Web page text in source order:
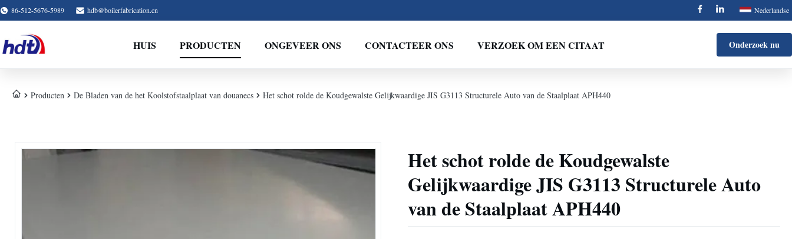
86-512-5676-5989 hdb@boilerfabrication.cn Nederlandse
HUIS PRODUCTEN ONGEVEER ONS CONTACTEER ONS VERZOEK OM EEN CITAAT Onderzoek nu
Producten De Bladen van de het Koolstofstaalplaat van douanecs Het schot rolde de Koudgewalste Gelijkwaardige JIS G3113 Structurele Auto van de Staalplaat APH440
Het schot rolde de Koudgewalste
Gelijkwaardige JIS G3113 Structurele Auto
van de Staalplaat APH440